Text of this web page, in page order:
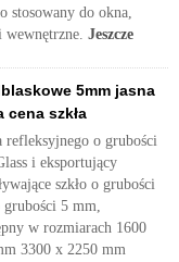
stosowany do okna,
wewnętrzne. Jeszcze
5mm jasna
cena szkła
refleksyjnego o grubości
i eksportujący
szkło o grubości
grubości 5 mm,
w rozmiarach 1600
3300 x 2250 mm